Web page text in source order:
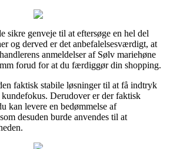
sikre genveje til at eftersøge en hel del
og derved er det anbefalelsesværdigt, at
anmeldelser af Sølv mariehøne
forud for at du færdiggør din shopping.
faktisk stabile løsninger til at få indtryk
Derudover er der faktisk
kan levere en bedømmelse af
desuden burde anvendes til at